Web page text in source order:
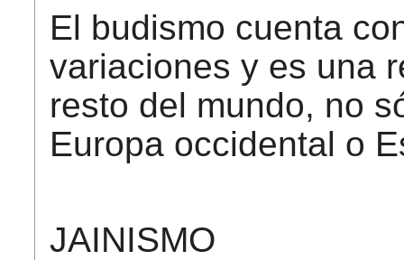
El budismo cuenta
variaciones y es una
resto del mundo, no
Europa occidental o
JAINISMO